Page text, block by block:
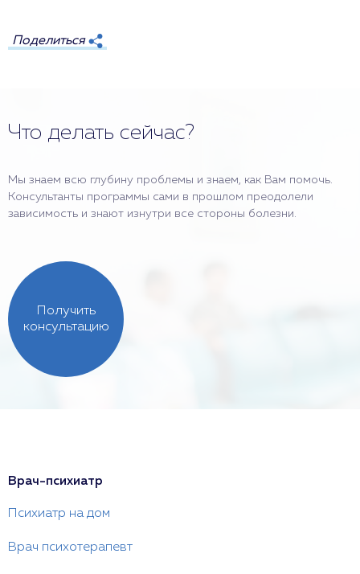
Поделиться
Что делать сейчас?
Мы знаем всю глубину проблемы и знаем, как Вам помочь.
Консультанты программы сами в прошлом преодолели
зависимость и знают изнутри все стороны болезни.
Получить
консультацию
Врач-психиатр
Психиатр на дом
Врач психотерапевт